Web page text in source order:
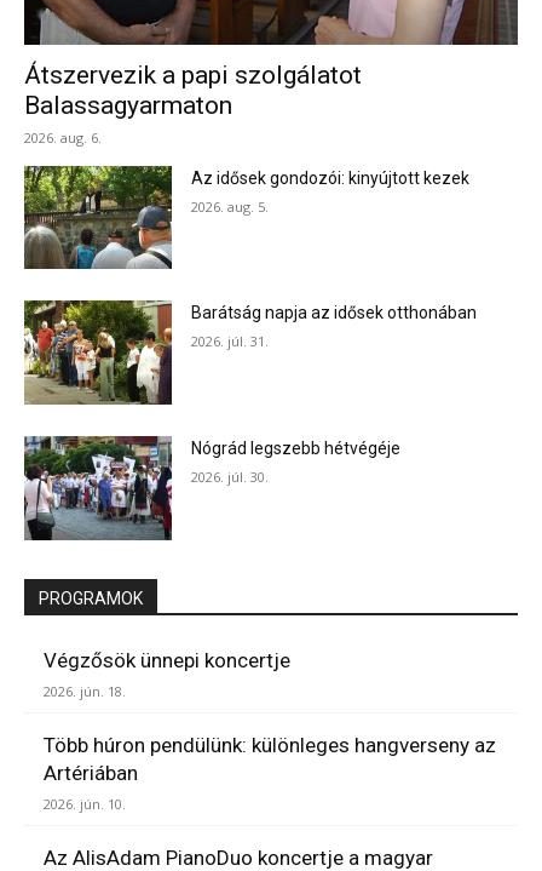
Átszervezik a papi szolgálatot
Balassagyarmaton
2026. aug. 6.
Az idősek gondozói: kinyújtott kezek
2026. aug. 5.
Barátság napja az idősek otthonában
2026. júl. 31.
Nógrád legszebb hétvégéje
2026. júl. 30.
PROGRAMOK
Végzősök ünnepi koncertje
2026. jún. 18.
Több húron pendülünk: különleges hangverseny az
Artériában
2026. jún. 10.
Az AlisAdam PianoDuo koncertje a magyar